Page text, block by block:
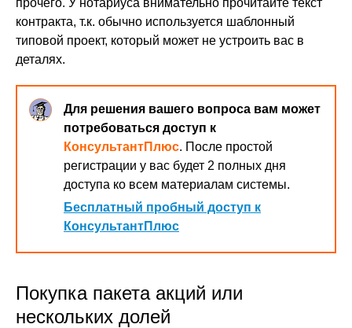
прочего. У нотариуса внимательно прочитайте текст
контракта, т.к. обычно используется шаблонный
типовой проект, который может не устроить вас в
деталях.
Для решения вашего вопроса вам может
потребоваться доступ к
КонсультантПлюс. После простой
регистрации у вас будет 2 полных дня
доступа ко всем материалам системы.
Бесплатный пробный доступ к
КонсультантПлюс
Покупка пакета акций или
нескольких долей